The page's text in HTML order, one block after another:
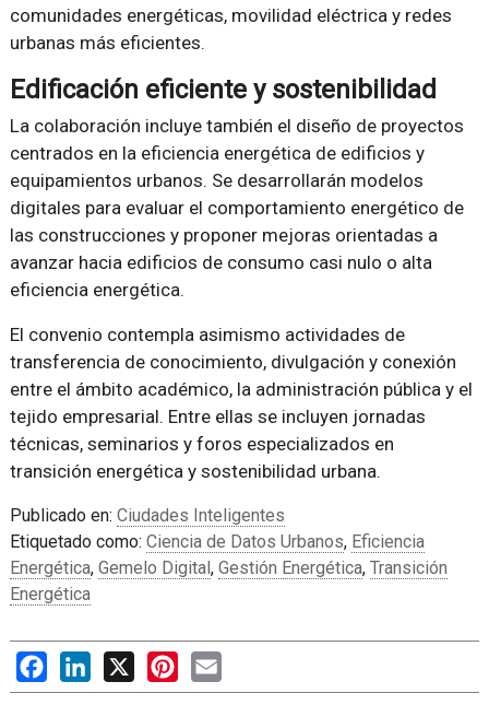
comunidades energéticas, movilidad eléctrica y redes
urbanas más eficientes.
Edificación eficiente y sostenibilidad
La colaboración incluye también el diseño de proyectos
centrados en la eficiencia energética de edificios y
equipamientos urbanos. Se desarrollarán modelos
digitales para evaluar el comportamiento energético de
las construcciones y proponer mejoras orientadas a
avanzar hacia edificios de consumo casi nulo o alta
eficiencia energética.
El convenio contempla asimismo actividades de
transferencia de conocimiento, divulgación y conexión
entre el ámbito académico, la administración pública y el
tejido empresarial. Entre ellas se incluyen jornadas
técnicas, seminarios y foros especializados en
transición energética y sostenibilidad urbana.
Publicado en: Ciudades Inteligentes
Etiquetado como: Ciencia de Datos Urbanos, Eficiencia
Energética, Gemelo Digital, Gestión Energética, Transición
Energética
FacebookLinkedIn
X PinterestEmail